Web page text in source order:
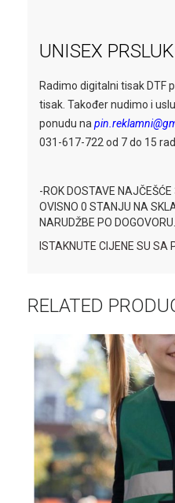
UNISEX PRSLUK
Radimo digitalni tisak DTF
tisak. Također nudimo i
ponudu na
031-617-722 od 7 do 15
-ROK DOSTAVE
OVISNO 0 STANJU NA
NARUDŽBE PO DOGOVORU.
ISTAKNUTE CIJENE SU SA
RELATED